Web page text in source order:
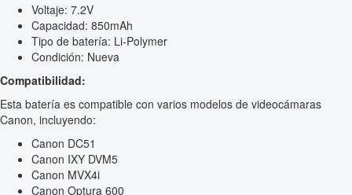
Voltaje: 7.2V
Capacidad: 850mAh
Tipo de batería: Li-Polymer
Condición: Nueva
Compatibilidad:
Esta batería es compatible con varios modelos de videocámaras
Canon, incluyendo:
Canon DC51
Canon IXY DVM5
Canon MVX4i
Canon Optura 600